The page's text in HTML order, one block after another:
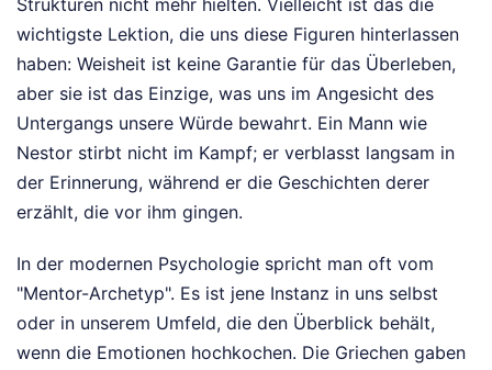
Strukturen nicht mehr hielten. Vielleicht ist das die
wichtigste Lektion, die uns diese Figuren hinterlassen
haben: Weisheit ist keine Garantie für das Überleben,
aber sie ist das Einzige, was uns im Angesicht des
Untergangs unsere Würde bewahrt. Ein Mann wie
Nestor stirbt nicht im Kampf; er verblasst langsam in
der Erinnerung, während er die Geschichten derer
erzählt, die vor ihm gingen.
In der modernen Psychologie spricht man oft vom
"Mentor-Archetyp". Es ist jene Instanz in uns selbst
oder in unserem Umfeld, die den Überblick behält,
wenn die Emotionen hochkochen. Die Griechen gaben